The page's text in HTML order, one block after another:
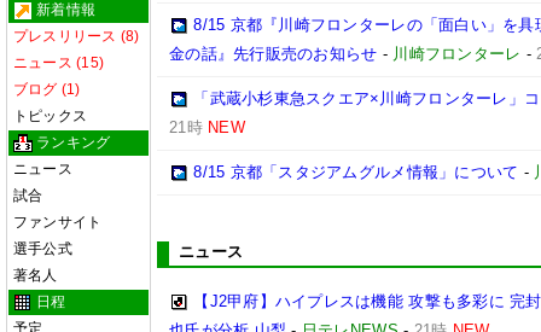
新着情報
プレスリリース (8)
ニュース (15)
ブログ (1)
トピックス
ランキング
ニュース
試合
ファンサイト
選手公式
著名人
日程
予定
8/15 京都『川崎フロンターレの「面白い」を
金の話』先行販売のお知らせ - 川崎フロンターレ -
「武蔵小杉東急スクエア×川崎フロンターレ」
21時 NEW
8/15 京都「スタジアムグルメ情報」について -
ニュース
【J2甲府】ハイプレスは機能 攻撃も多彩に 完